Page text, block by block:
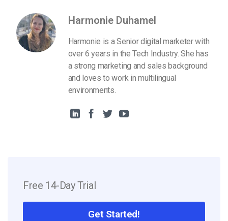
Harmonie Duhamel
Harmonie is a Senior digital marketer with
over 6 years in the Tech Industry. She has
a strong marketing and sales background
and loves to work in multilingual
environments.
Free 14-Day Trial
Get Started!